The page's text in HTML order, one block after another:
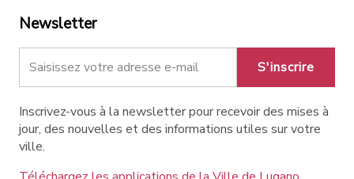
Newsletter
S'inscrire
Inscrivez-vous à la newsletter pour recevoir des mises à
jour, des nouvelles et des informations utiles sur votre
ville.